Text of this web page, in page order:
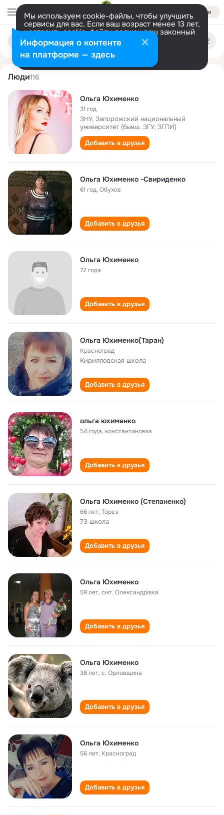
Войти
Мы используем cookie-файлы, чтобы улучшить
сервисы для вас. Если ваш возраст менее 13 лет,
настроить cookie-файлы должен ваш законный
представитель. Больше информации
Разрешить все Настроить
Поиск
людям
olga yukhimenko
Люди116
Ольга Юхименко
31 год
ЗНУ, Запорожский национальный
университет (бывш. ЗГУ, ЗГПИ)
Добавить в друзья
Ольга Юхименко -Свириденко
61 год,Обухов
Добавить в друзья
Ольга Юхименко
72 года
Добавить в друзья
Ольга Юхименко(Таран)
Красноград
Кирилловская школа
Добавить в друзья
ольга юхименко
54 года,константиновка
Добавить в друзья
Ольга Юхименко (Степаненко)
66 лет,Торез
73 школа
Добавить в друзья
Ольга Юхименко
59 лет,смт. Олександрівка
Добавить в друзья
Ольга Юхименко
38 лет,с. Орловщина
Добавить в друзья
Ольга Юхименко
56 лет, Красноград
Добавить в друзья
Информация о контенте
на платформе — здесь